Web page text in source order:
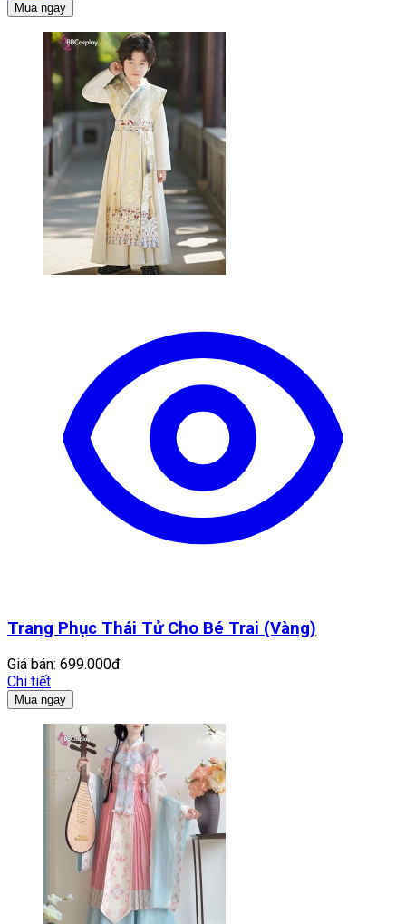
Mua ngay
Trang Phục Thái Tử Cho Bé Trai (Vàng)
Giá bán: 699.000đ
Chi tiết
Mua ngay